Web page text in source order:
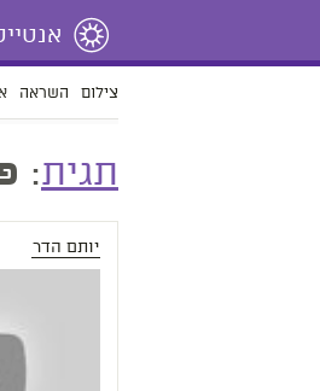
צילום השראה
תגית:
יותם הדר